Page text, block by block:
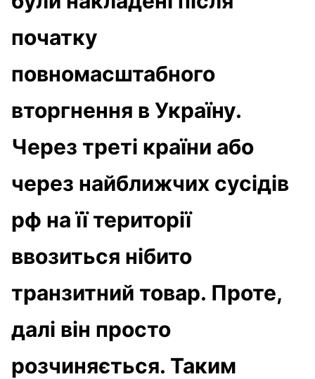
початку
повномасштабного
вторгнення в Україну.
Через треті країни або
через найближчих сусідів
рф на її території
ввозиться нібито
транзитний товар. Проте,
далі він просто
розчиняється. Таким